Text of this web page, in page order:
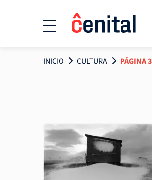
INICIO CULTURA PÁGINA 3